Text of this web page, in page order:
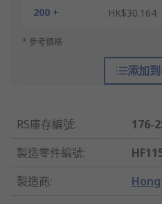
200 +
HK$30.164
* 參考價格
添加
RS庫存編號:
176-
製造零件編號:
製造商: